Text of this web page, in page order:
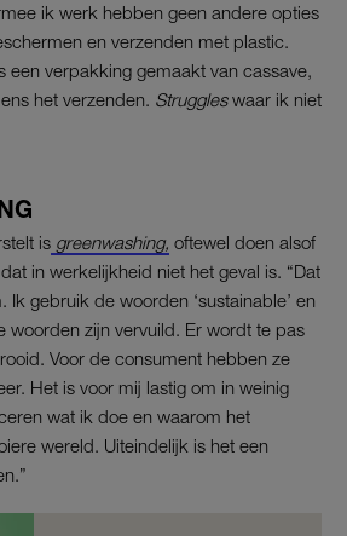
ik werk hebben geen andere opties
en verzenden met plastic.
een verpakking gemaakt van cassave,
het verzenden. Struggleswaar ik niet
is greenwashing, oftewel doen alsof
in werkelijkheid niet het geval is. “Dat
Ik gebruik de woorden ‘sustainable’ en
woorden zijn vervuild. Er wordt te pas
Voor de consument hebben ze
Het is voor mij lastig om in weinig
wat ik doe en waarom het
wereld. Uiteindelijk is het een